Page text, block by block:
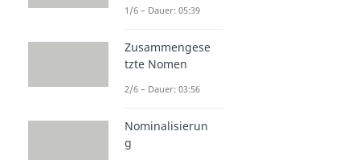
1/6 – Dauer: 05:39
Zusammengese
tzte Nomen
2/6 – Dauer: 03:56
Nominalisierun
g